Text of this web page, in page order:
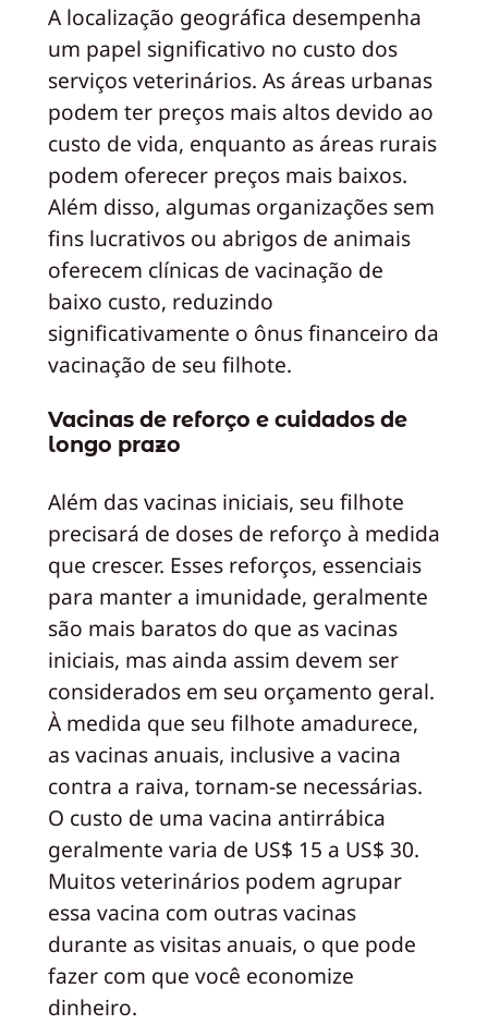
A localização geográfica desempenha
um papel significativo no custo dos
serviços veterinários. As áreas urbanas
podem ter preços mais altos devido ao
custo de vida, enquanto as áreas rurais
podem oferecer preços mais baixos.
Além disso, algumas organizações sem
fins lucrativos ou abrigos de animais
oferecem clínicas de vacinação de
baixo custo, reduzindo
significativamente o ônus financeiro da
vacinação de seu filhote.
Vacinas de reforço e cuidados de
longo prazo
Além das vacinas iniciais, seu filhote
precisará de doses de reforço à medida
que crescer. Esses reforços, essenciais
para manter a imunidade, geralmente
são mais baratos do que as vacinas
iniciais, mas ainda assim devem ser
considerados em seu orçamento geral.
À medida que seu filhote amadurece,
as vacinas anuais, inclusive a vacina
contra a raiva, tornam-se necessárias.
O custo de uma vacina antirrábica
geralmente varia de US$ 15 a US$ 30.
Muitos veterinários podem agrupar
essa vacina com outras vacinas
durante as visitas anuais, o que pode
fazer com que você economize
dinheiro.